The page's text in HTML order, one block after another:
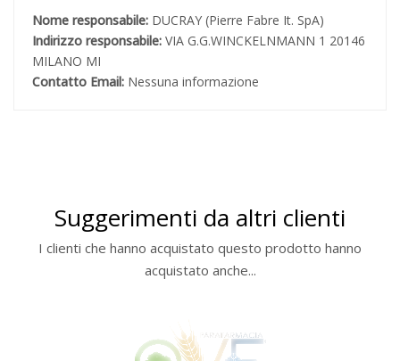
Nome responsabile: DUCRAY (Pierre Fabre It. SpA)
Indirizzo responsabile: VIA G.G.WINCKELNMANN 1 20146
MILANO MI
Contatto Email: Nessuna informazione
Suggerimenti da altri clienti
I clienti che hanno acquistato questo prodotto hanno
acquistato anche...